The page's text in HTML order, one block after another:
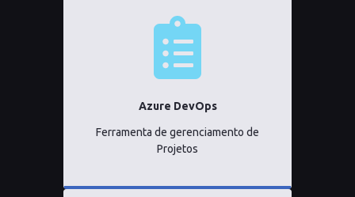
Azure DevOps
Ferramenta de gerenciamento de
Projetos